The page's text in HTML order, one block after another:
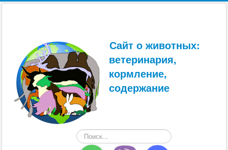
Сайт о животных:
ветеринария,
кормление,
содержание
Искать...